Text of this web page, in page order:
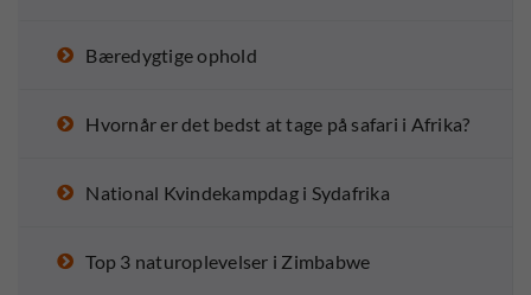
Bæredygtige ophold
Hvornår er det bedst at tage på safari i Afrika?
National Kvindekampdag i Sydafrika
Top 3 naturoplevelser i Zimbabwe